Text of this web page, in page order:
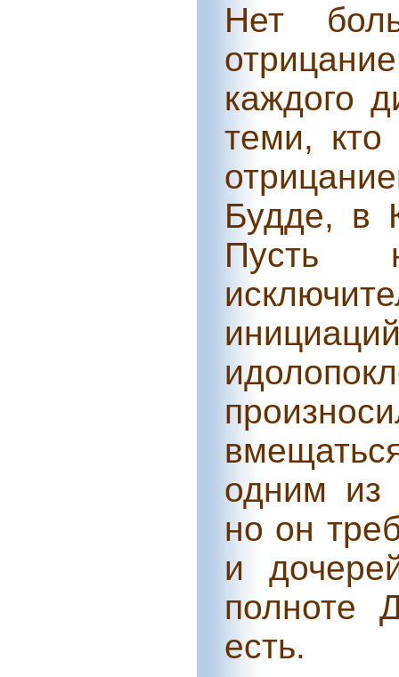
Нет
каждого
теми,
Будде, в
Пусть
одним из
но он
и
полноте
есть.